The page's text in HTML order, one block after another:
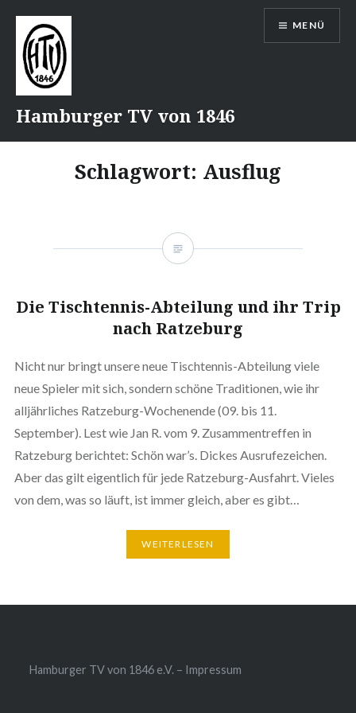
Inhalt
Hamburger TV von 1846
MENÜ
Schlagwort: Ausflug
Die Tischtennis-Abteilung und ihr Trip
nach Ratzeburg
Nicht nur bringt unsere neue Tischtennis-Abteilung viele
neue Spieler mit sich, sondern schöne Traditionen, wie ihr
alljährliches Ratzeburg-Wochenende (09. bis 11.
September). Lest wie Jan R. vom 9. Zusammentreffen in
Ratzeburg berichtet: Schön war’s. Dickes Ausrufezeichen.
Aber das gilt eigentlich für jede Ratzeburg-Ausfahrt. Vieles
von dem, was so läuft, ist immer gleich, aber es gibt…
WEITERLESEN
Hamburger TV von 1846 e.V. – Impressum